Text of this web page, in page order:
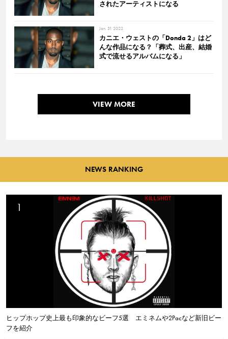
されたアーティストになる
Jan. 31 2022
カニエ・ウェストの「Donda 2」はど
んな作品になる？「葬式、出産、結婚
式で流せるアルバムになる」
VIEW MORE
NEWS RANKING
ヒップホップ史上最も印象的なビーフ5選 エミネムや2Pacなど新旧ビー
フを紹介